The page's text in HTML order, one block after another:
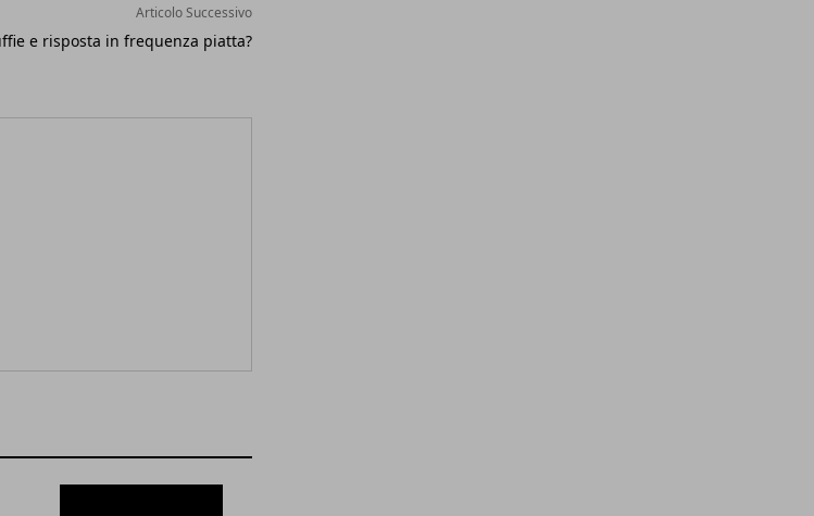
Articolo Successivo
e risposta in frequenza piatta?